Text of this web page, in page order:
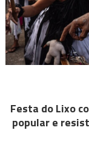
Festa do Lixo
popular e